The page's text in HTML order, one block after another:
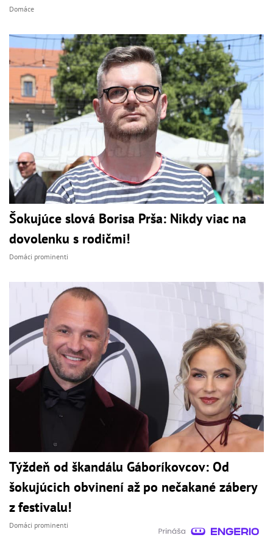
Domáce
Šokujúce slová Borisa Prša: Nikdy viac na
dovolenku s rodičmi!
Domáci prominenti
Týždeň od škandálu Gáboríkovcov: Od
šokujúcich obvinení až po nečakané zábery
z festivalu!
Domáci prominenti